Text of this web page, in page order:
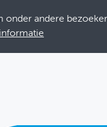
onder andere